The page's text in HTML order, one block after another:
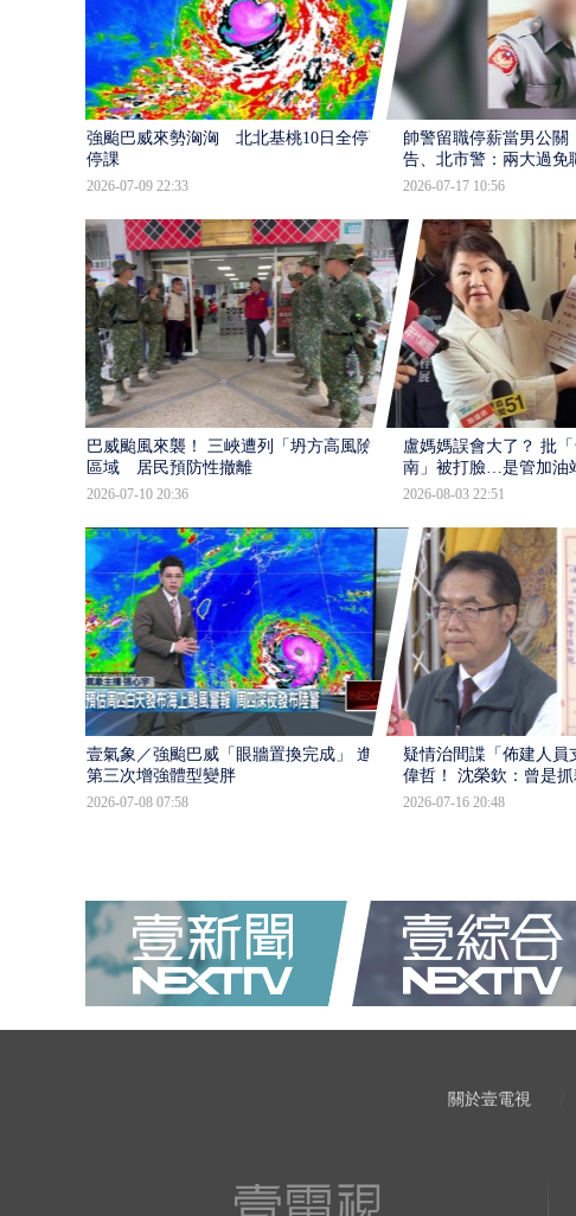
強颱巴威來勢洶洶 北北基桃10日全停班
停課
2026-07-09 22:33
帥警留職停薪當男公
告、北市警：兩大過免
2026-07-17 10:56
巴威颱風來襲！ 三峽遭列「坍方高風險」
區域 居民預防性撤離
2026-07-10 20:36
盧媽媽誤會大了？ 批
南」被打臉…是管加油
2026-08-03 22:51
壹氣象／強颱巴威「眼牆置換完成」 進入
第三次增強體型變胖
2026-07-08 07:58
疑情治間諜「佈建人員
偉哲！ 沈榮欽：曾是
2026-07-16 20:48
關於壹電視